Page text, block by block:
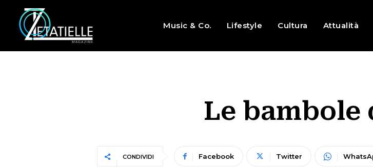
Music & Co. Lifestyle Cultura Attualità
Le bambole
CONDIVIDI Facebook Twitter